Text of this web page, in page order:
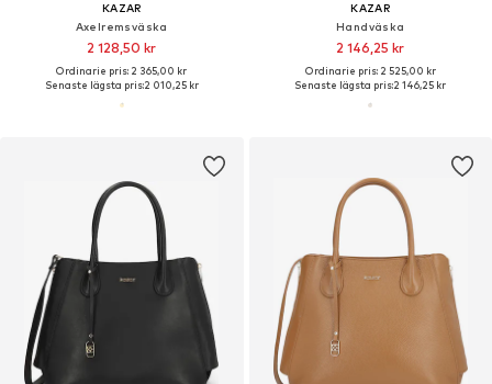
KAZAR
Axelremsväska
2 128,50 kr
Ordinarie pris: 2 365,00 kr
Senaste lägsta pris:2 010,25 kr
KAZAR
Handväska
2 146,25 kr
Ordinarie pris: 2 525,00 kr
Senaste lägsta pris:2 146,25 kr